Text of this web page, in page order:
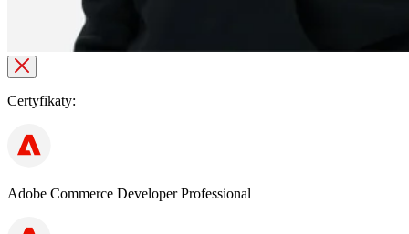
Certyfikaty:
Adobe Commerce Developer Professional